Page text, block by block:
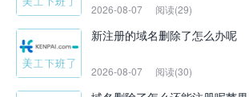
2026-08-07 阅读(29)
新注册的域名删除了怎么办呢
2026-08-07 阅读(30)